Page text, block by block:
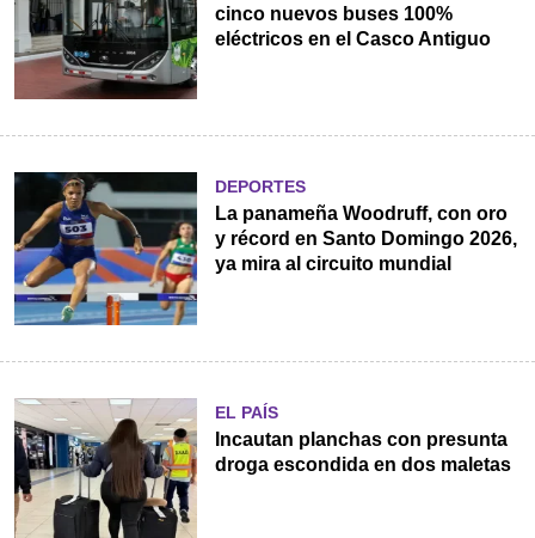
cinco nuevos buses 100%
eléctricos en el Casco Antiguo
DEPORTES
La panameña Woodruff, con oro
y récord en Santo Domingo 2026,
ya mira al circuito mundial
EL PAÍS
Incautan planchas con presunta
droga escondida en dos maletas